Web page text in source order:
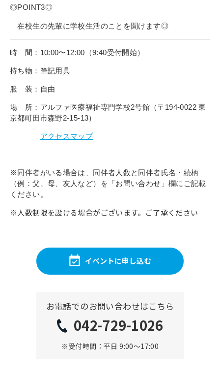
1号館総合受付：〒194-0022 東京都町田市森野1-7-8
TEL：042-729-1026 (平日8時30分〜17時30分)
◎POINT3◎
在校生の先輩に学校生活のことを聞けます◎
時 間：10:00〜12:00（9:40受付開始）
持ち物：筆記用具
服 装：自由
場 所：アルファ医療福祉専門学校2号館（〒194-0022 東
京都町田市森野2-15-13）
アクセスマップ
※同伴者がいる場合は、同伴者人数と同伴者氏名・続柄
（例：父、母、友人など）を「お問い合わせ」欄にご記載
ください。
※人数制限を設ける場合がございます。ご了承ください
イベントに申し込む
お電話でのお問い合わせはこちら
042-729-1026
※受付時間：平日 9:00〜17:00